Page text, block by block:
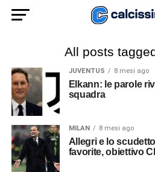
All posts
JUVENTUS 8 mesi ago
Elkann: le parole
squadra
MILAN 8 mesi ago
Allegri e lo
favorite, obiettivo